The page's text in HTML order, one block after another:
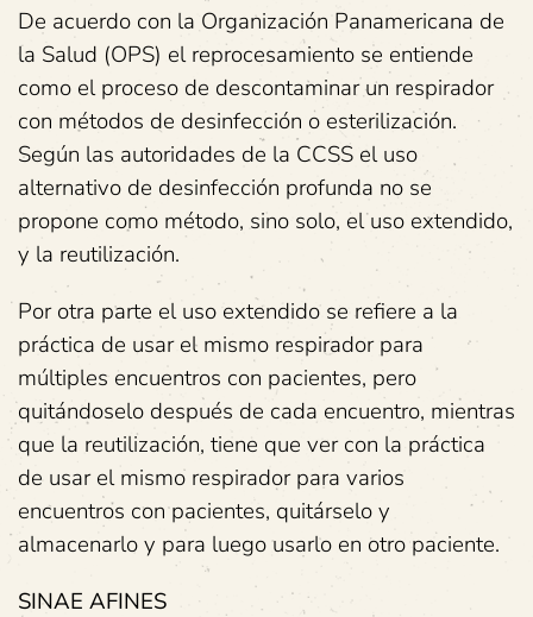
De acuerdo con la Organización Panamericana de
la Salud (OPS) el reprocesamiento se entiende
como el proceso de descontaminar un respirador
con métodos de desinfección o esterilización.
Según las autoridades de la CCSS el uso
alternativo de desinfección profunda no se
propone como método, sino solo, el uso extendido,
y la reutilización.
Por otra parte el uso extendido se refiere a la
práctica de usar el mismo respirador para
múltiples encuentros con pacientes, pero
quitándoselo después de cada encuentro, mientras
que la reutilización, tiene que ver con la práctica
de usar el mismo respirador para varios
encuentros con pacientes, quitárselo y
almacenarlo y para luego usarlo en otro paciente.
SINAE AFINES